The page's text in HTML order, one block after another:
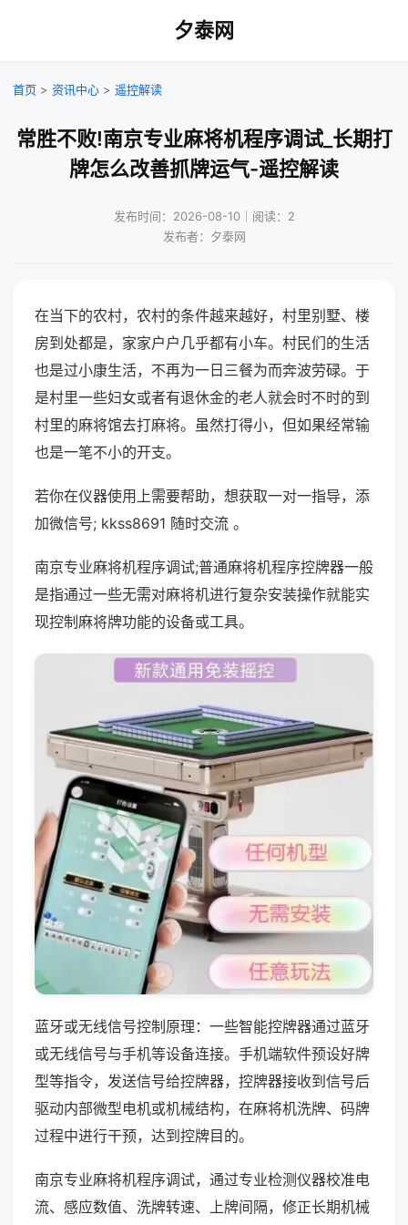
夕泰网
首页 > 资讯中心 > 遥控解读
常胜不败!南京专业麻将机程序调试_长期打
牌怎么改善抓牌运气-遥控解读
发布时间：2026-08-10｜阅读：2
发布者：夕泰网
在当下的农村，农村的条件越来越好，村里别墅、楼
房到处都是，家家户户几乎都有小车。村民们的生活
也是过小康生活，不再为一日三餐为而奔波劳碌。于
是村里一些妇女或者有退休金的老人就会时不时的到
村里的麻将馆去打麻将。虽然打得小，但如果经常输
也是一笔不小的开支。
若你在仪器使用上需要帮助，想获取一对一指导，添
加微信号; kkss8691 随时交流 。
南京专业麻将机程序调试;普通麻将机程序控牌器一般
是指通过一些无需对麻将机进行复杂安装操作就能实
现控制麻将牌功能的设备或工具。
蓝牙或无线信号控制原理：一些智能控牌器通过蓝牙
或无线信号与手机等设备连接。手机端软件预设好牌
型等指令，发送信号给控牌器，控牌器接收到信号后
驱动内部微型电机或机械结构，在麻将机洗牌、码牌
过程中进行干预，达到控牌目的。
南京专业麻将机程序调试，通过专业检测仪器校准电
流、感应数值、洗牌转速、上牌间隔，修正长期机械